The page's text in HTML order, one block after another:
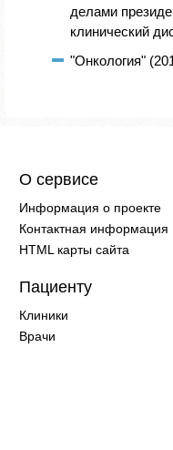
делами
клинический
"Онкология"
О сервисе
Информация о проекте
Контактная информация
HTML карты сайта
Пациенту
Клиники
Врачи